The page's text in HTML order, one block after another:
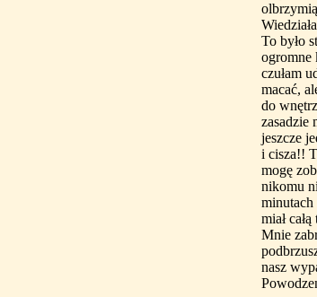
To było
ogromne
czułam
macać,
do
zasadzie
jeszcze
i cisza!!
mogę
nikomu
minutach
miał
Mnie
nasz